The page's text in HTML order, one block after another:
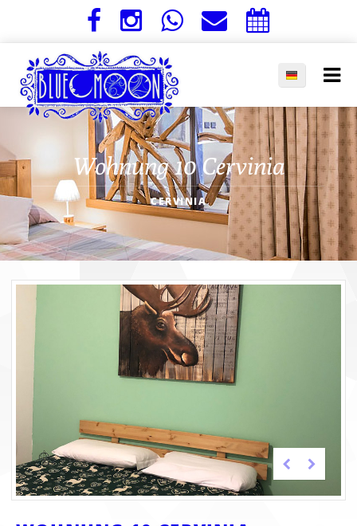
Wohnung 10 Cervinia
CERVINIA